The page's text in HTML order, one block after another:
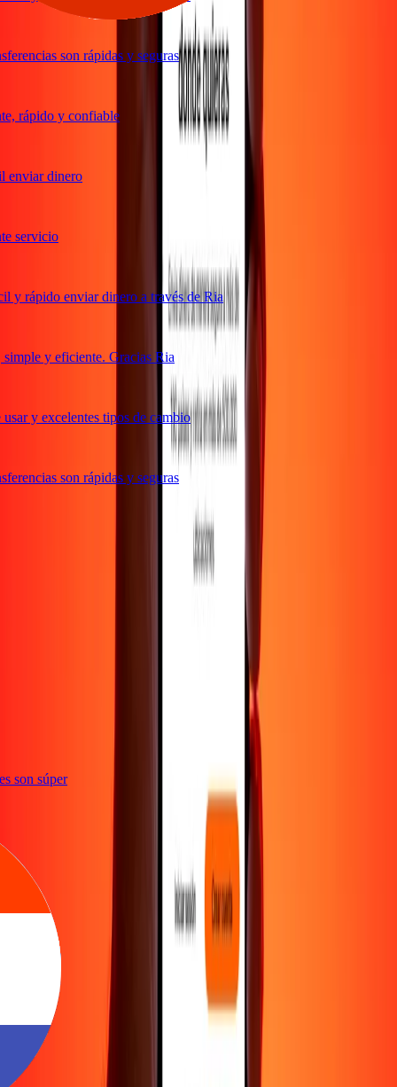
son rápidas y seguras
rápido y confiable
dinero
servicio
rápido enviar dinero a través de Ria
y eficiente. Gracias Ria
y excelentes tipos de cambio
son rápidas y seguras
son súper